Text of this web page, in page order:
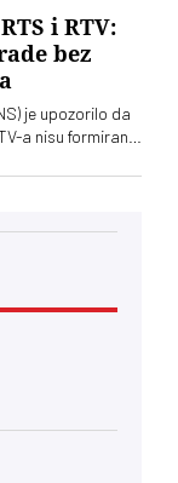
i RTV:
bez
je upozorilo da
a nisu formirani
zakonskih